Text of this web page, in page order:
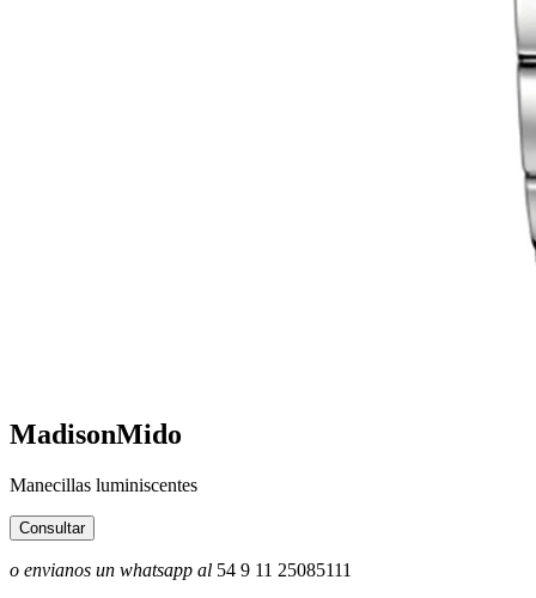
MadisonMido
Manecillas luminiscentes
Consultar
o envianos un whatsapp al 54 9 11 25085111